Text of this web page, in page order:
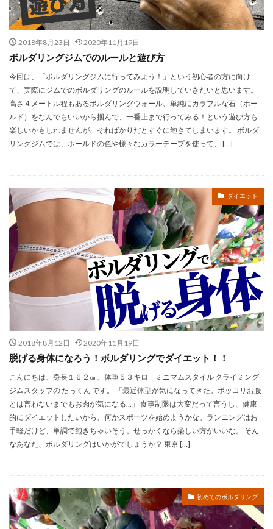
2018年8月23日 2020年11月19日
ボルダリングジムでのルールと遊び方
今回は、「ボルダリングジムに行ってみよう！」という初心者の方に向け
て、実際にジムでのボルダリングのルールを説明していきたいと思います。
高さ４メートル程もあるボルダリングウォール、単純にカラフルな石（ホー
ルド）をなんでもいいから掴んで、一番上まで行ってみる！という遊び方も
楽しいかもしれませんが、そればかりだとすぐに飽きてしまいます。 ボルダ
リングジムでは、ホールドの色や様々なカラーテープを使って、 […]
ダイエット
2018年8月12日 2020年11月19日
脱げる身体になろう！ボルダリングでダイエット！！
こんにちは、身長１６２㎝、体重５３キロ ミニマムスタイル クライミング
ジムスタッフの たっくん です。 「最近体型が気になってきた。ポッコリお腹
とは言わないまでもお肉が気になる…」 食事制限は大変だって言うし、健康
的にダイエットしたいから、何かスポーツを始めようかな。ランニングはお
手軽だけど、単調で飽きちゃいそう。せっかくなら楽しい方がいいな。 そん
なあなた、ボルダリングはいかがでしょうか？ 東京 […]
初めてのボルダリング